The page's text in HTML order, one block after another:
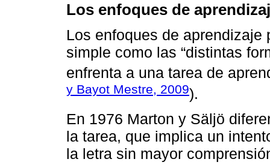
Los enfoques de
Los enfoques de
simple como las “distintas
enfrenta a una tarea de
y Bayot Mestre, 2009).
En 1976 Marton y Säljö
la tarea, que implica un
la letra sin mayor